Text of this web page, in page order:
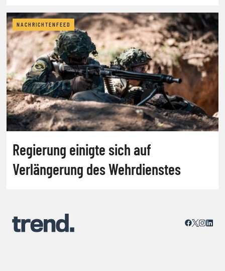
NACHRICHTENFEED
Regierung einigte sich auf
Verlängerung des Wehrdienstes